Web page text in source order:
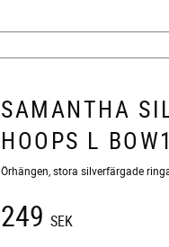
SAMANTHA
HOOPS L
Örhängen, stora silverfärgade
249 SEK